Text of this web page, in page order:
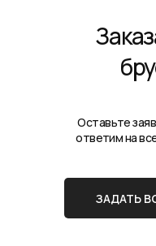
Оставьте
ответим на
ЗАДАТЬ